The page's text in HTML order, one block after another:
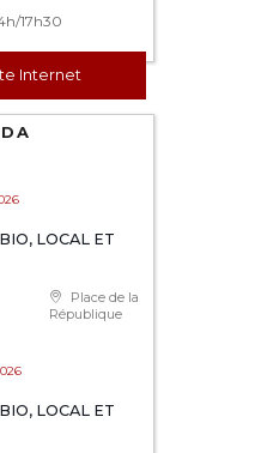
17h30
Internet
LOCAL ET
Place de la
République
LOCAL ET